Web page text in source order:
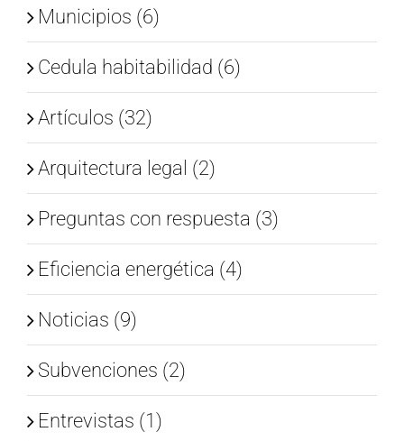
Municipios (6)
Cedula habitabilidad (6)
Artículos (32)
Arquitectura legal (2)
Preguntas con respuesta (3)
Eficiencia energética (4)
Noticias (9)
Subvenciones (2)
Entrevistas (1)